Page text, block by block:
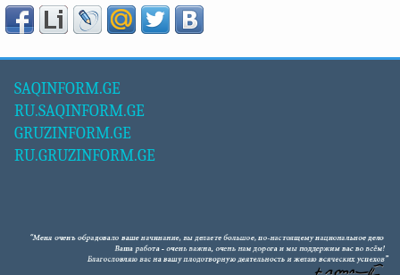
SAQINFORM.GE
RU.SAQINFORM.GE
GRUZINFORM.GE
RU.GRUZINFORM.GE